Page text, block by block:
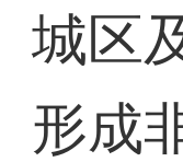
城区
形成